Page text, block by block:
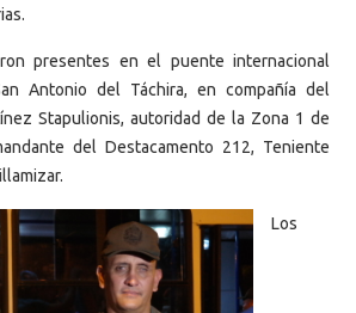
presentes en el puente internacional
Antonio del Táchira, en compañía del
Stapulionis, autoridad de la Zona 1 de
del Destacamento 212, Teniente
Los